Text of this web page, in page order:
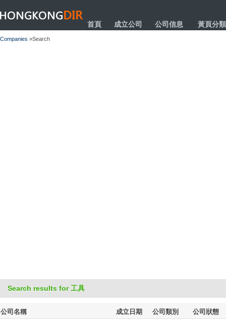
HONGKONGDIR
首頁 成立公司 公司信息 黃頁分類
Companies »Search
Search results for 工具
公司名稱 成立日期 公司類別 公司狀態